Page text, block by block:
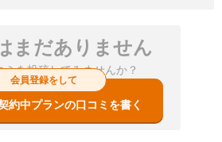
まだありません
ミを投稿してみませんか？
会員登録をして
約中プランの口コミを書く